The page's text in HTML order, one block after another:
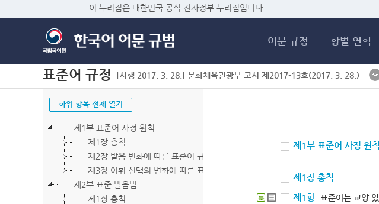
이 누리집은 대한민국 공식 전자정부 누리집입니다.
어문 규정 항별 연혁
표준어 규정 [시행 2017. 3. 28.] 문화체육관광부 고시 제2017-13호(2017. 3. 28.)
하위 항목 전체 열기
제1부 표준어 사정 원칙
제1장 총칙
제2장 발음 변화에 따른 표준어 규정
제3장 어휘 선택의 변화에 따른 표준어 규정
제2부 표준 발음법
제1장 총칙
제1부 표준어 사정 원칙
제1장 총칙
북 제1항 표준어는 교양